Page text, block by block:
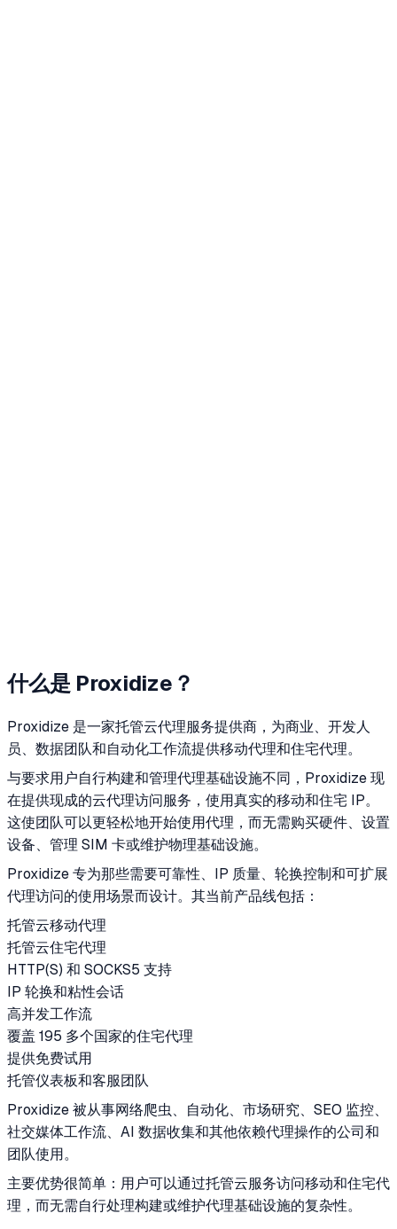
什么是 Proxidize？
Proxidize 是一家托管云代理服务提供商，为商业、开发人
员、数据团队和自动化工作流提供移动代理和住宅代理。
与要求用户自行构建和管理代理基础设施不同，Proxidize 现
在提供现成的云代理访问服务，使用真实的移动和住宅 IP。
这使团队可以更轻松地开始使用代理，而无需购买硬件、设置
设备、管理 SIM 卡或维护物理基础设施。
Proxidize 专为那些需要可靠性、IP 质量、轮换控制和可扩展
代理访问的使用场景而设计。其当前产品线包括：
托管云移动代理
托管云住宅代理
HTTP(S) 和 SOCKS5 支持
IP 轮换和粘性会话
高并发工作流
覆盖 195 多个国家的住宅代理
提供免费试用
托管仪表板和客服团队
Proxidize 被从事网络爬虫、自动化、市场研究、SEO 监控、
社交媒体工作流、AI 数据收集和其他依赖代理操作的公司和
团队使用。
主要优势很简单：用户可以通过托管云服务访问移动和住宅代
理，而无需自行处理构建或维护代理基础设施的复杂性。